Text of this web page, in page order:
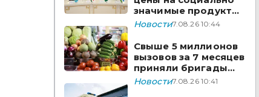
значимые продукты
за неделю
Новости7.08.26 10:44
Свыше 5 миллионов
вызовов за 7 месяцев
приняли бригады
скорой помощи
Новости7.08.26 10:41